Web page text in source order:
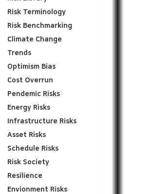
Risk Terminology
Risk Benchmarking
Climate Change
Trends
Optimism Bias
Cost Overrun
Pendemic Risks
Energy Risks
Infrastructure Risks
Asset Risks
Schedule Risks
Risk Society
Resilience
Envionment Risks